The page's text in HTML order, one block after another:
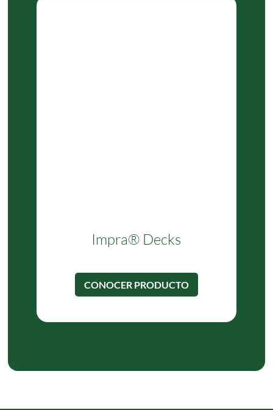
Impra® Decks
CONOCER PRODUCTO